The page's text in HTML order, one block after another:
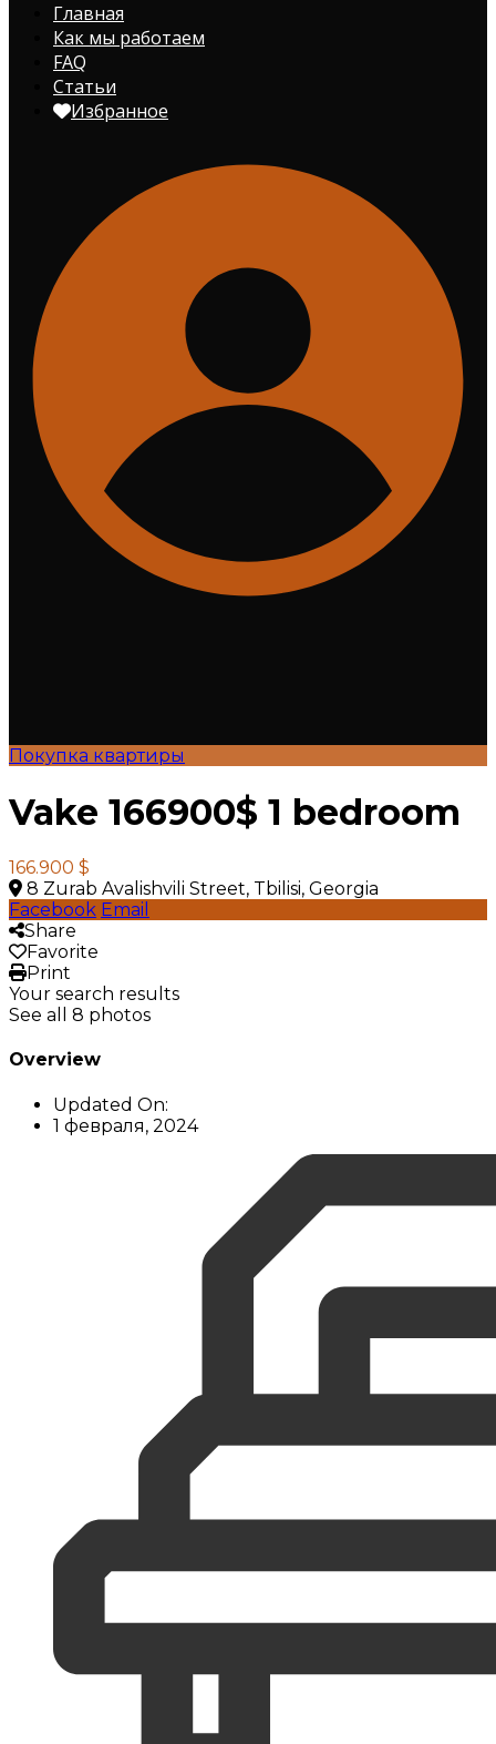
Главная
Как мы работаем
FAQ
Статьи
Избранное
Покупка квартиры
Vake 166900$ 1 bedroom
166.900 $
8 Zurab Avalishvili Street, Tbilisi, Georgia
Facebook Email
Share
Favorite
Print
Your search results
See all 8 photos
Overview
Updated On:
1 февраля, 2024